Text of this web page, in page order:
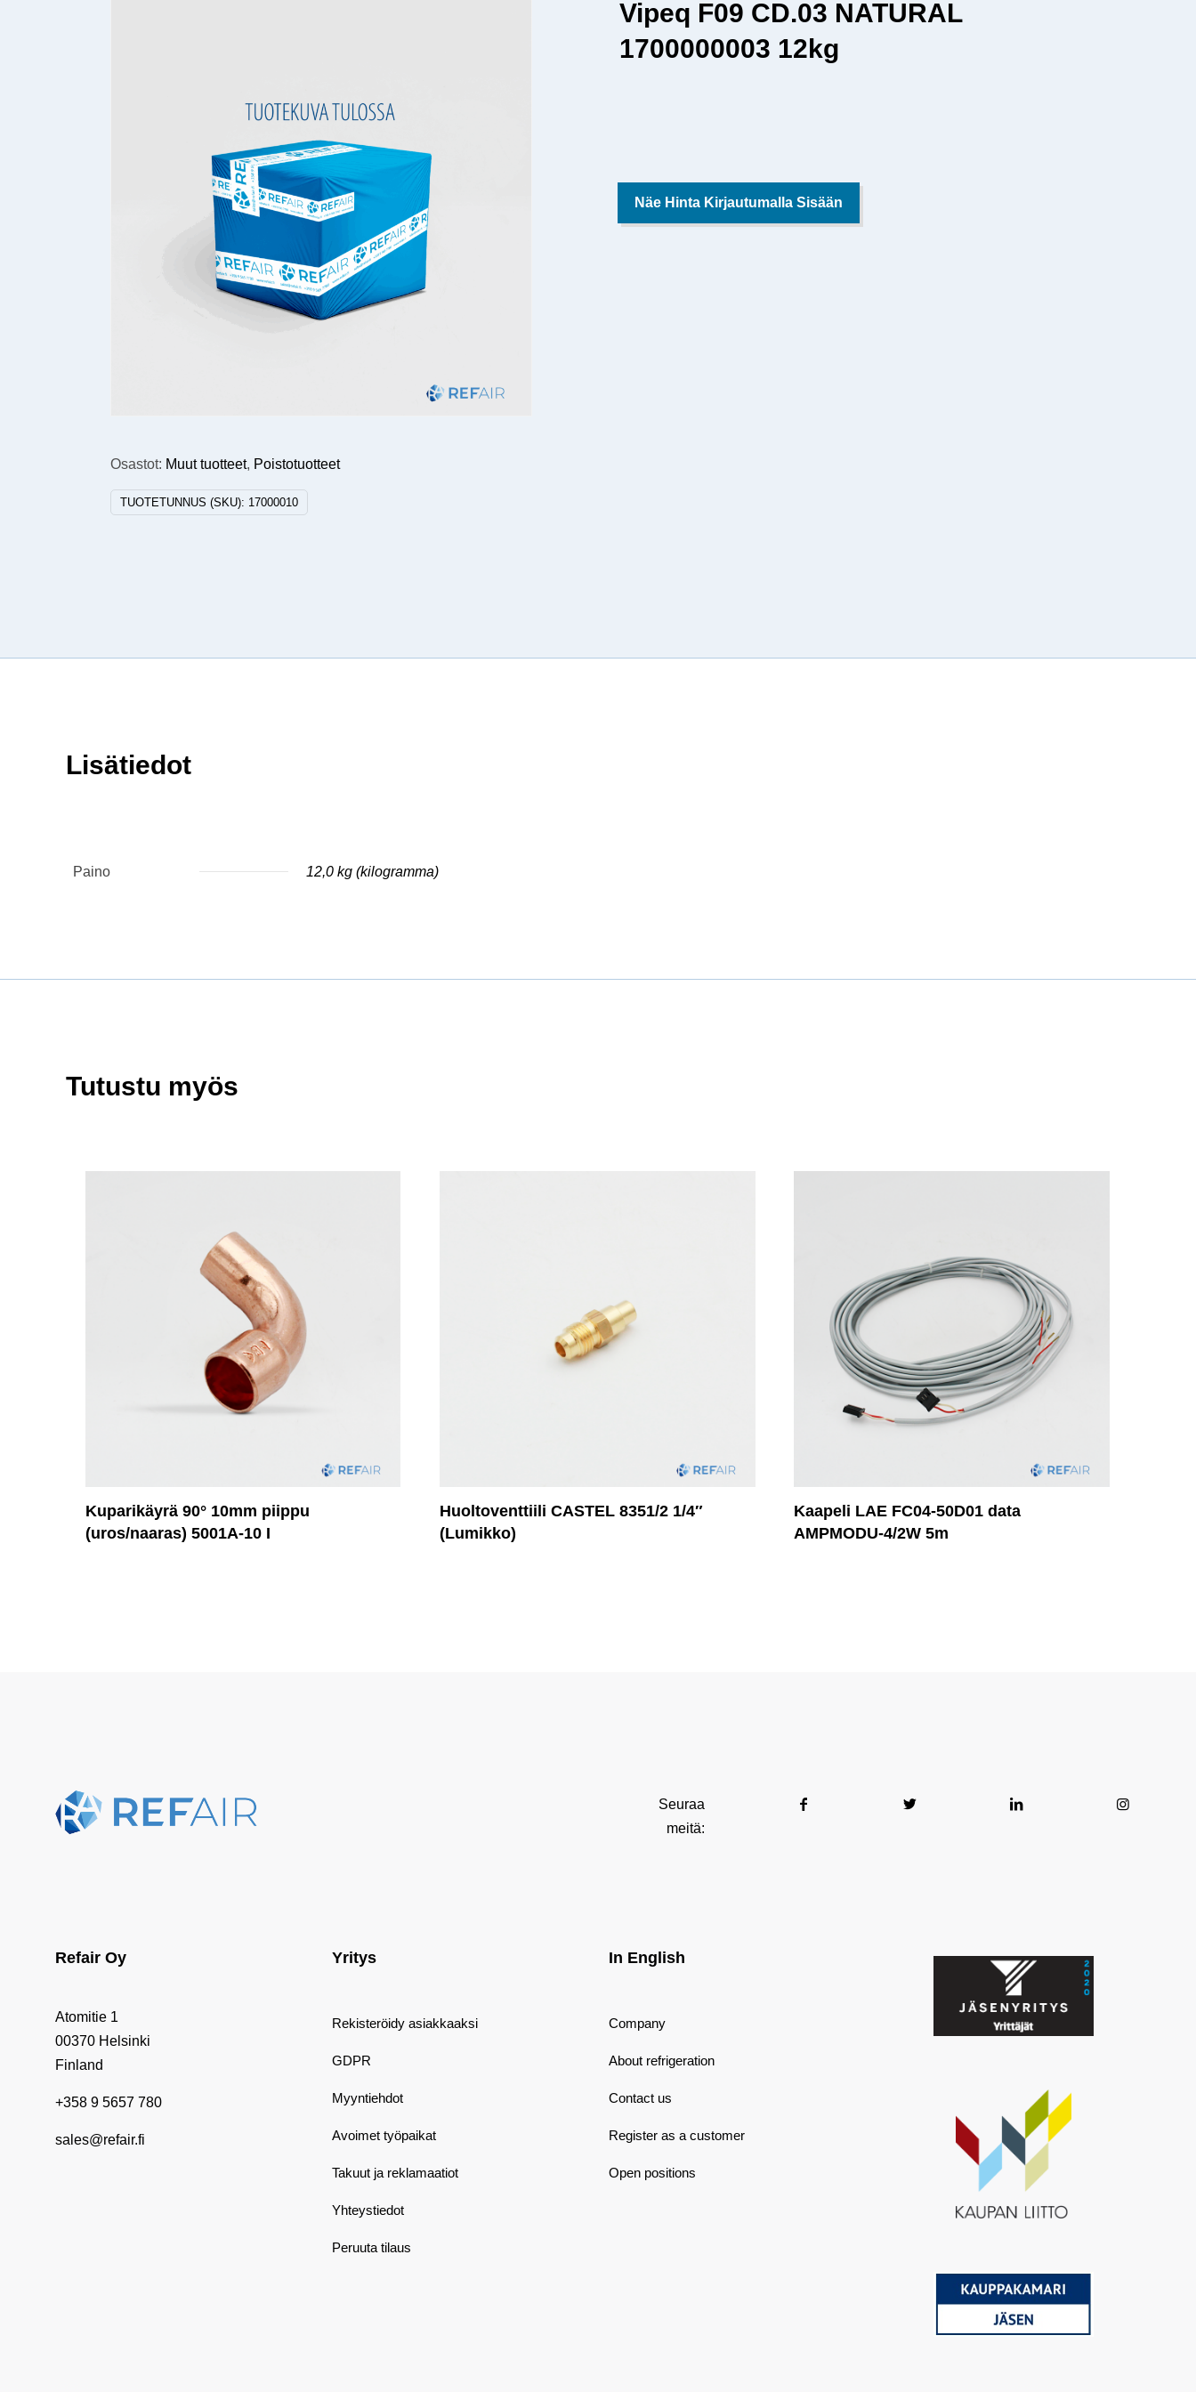
Osastot: Muut tuotteet, Poistotuotteet
TUOTETUNNUS (SKU): 17000010
Vipeq F09 CD.03 NATURAL
1700000003 12kg
Näe Hinta Kirjautumalla Sisään
Lisätiedot
Paino 12,0 kg (kilogramma)
Tutustu myös
Kuparikäyrä 90° 10mm piippu
(uros/naaras) 5001A-10 I
Huoltoventtiili CASTEL 8351/2 1/4″
(Lumikko)
Kaapeli LAE FC04-50D01 data
AMPMODU-4/2W 5m
Seuraa
meitä:
Refair Oy
Atomitie 1
00370 Helsinki
Finland
+358 9 5657 780
sales@refair.fi
Yritys
Rekisteröidy asiakkaaksi
GDPR
Myyntiehdot
Avoimet työpaikat
Takuut ja reklamaatiot
Yhteystiedot
Peruuta tilaus
In English
Company
About refrigeration
Contact us
Register as a customer
Open positions